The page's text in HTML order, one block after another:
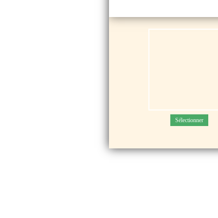
Sélectionner